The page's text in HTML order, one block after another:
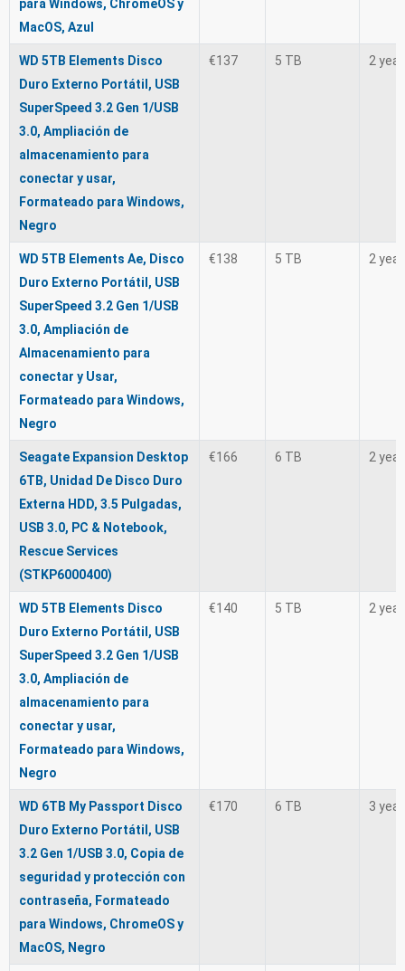
para Windows, ChromeOS y
MacOS, Azul
WD 5TB Elements Disco
Duro Externo Portátil, USB
SuperSpeed 3.2 Gen 1/USB
3.0, Ampliación de
almacenamiento para
conectar y usar,
Formateado para Windows,
Negro
€137 5 TB 2
WD 5TB Elements Ae, Disco
Duro Externo Portátil, USB
SuperSpeed 3.2 Gen 1/USB
3.0, Ampliación de
Almacenamiento para
conectar y Usar,
Formateado para Windows,
Negro
€138 5 TB 2
Seagate Expansion Desktop
6TB, Unidad De Disco Duro
Externa HDD, 3.5 Pulgadas,
USB 3.0, PC & Notebook,
Rescue Services
(STKP6000400)
€166 6 TB 2
WD 5TB Elements Disco
Duro Externo Portátil, USB
SuperSpeed 3.2 Gen 1/USB
3.0, Ampliación de
almacenamiento para
conectar y usar,
Formateado para Windows,
Negro
€140 5 TB 2
WD 6TB My Passport Disco
Duro Externo Portátil, USB
3.2 Gen 1/USB 3.0, Copia de
seguridad y protección con
contraseña, Formateado
para Windows, ChromeOS y
MacOS, Negro
€170 6 TB 3